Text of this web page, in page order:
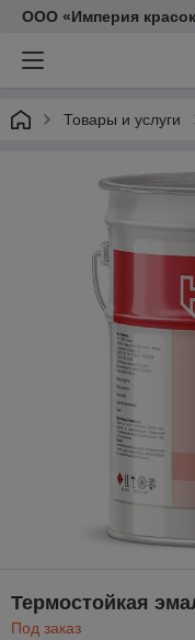
ООО «Империя
Товары и услуги
Термостойкая
Под заказ